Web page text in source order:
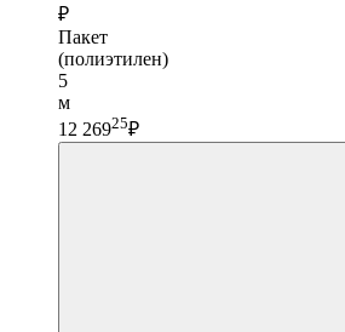
₽
Пакет
(полиэтилен)
5
м
12 26925₽